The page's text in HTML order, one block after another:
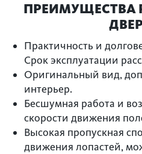
ПРЕИМУЩЕСТВА
Практичность и
Срок эксплуатации
Оригинальный вид,
интерьер.
Бесшумная работа и
скорости движения
Высокая пропускная
движения лопастей,